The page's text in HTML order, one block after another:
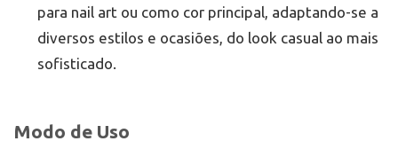
para nail art ou como cor principal, adaptando-se a
diversos estilos e ocasiões, do look casual ao mais
sofisticado.
Modo de Uso